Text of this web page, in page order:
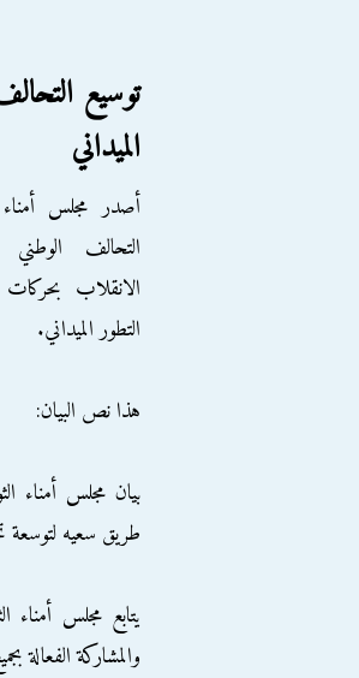
توسيع
الميداني
أصدر مجلس أمناء
التحالف
الانقلاب
التطور الميداني.
هذا نص البيان:
بيان مجلس أمناء
طريق سعيه لتوسعة
يتابع مجلس أمناء
والمشاركة